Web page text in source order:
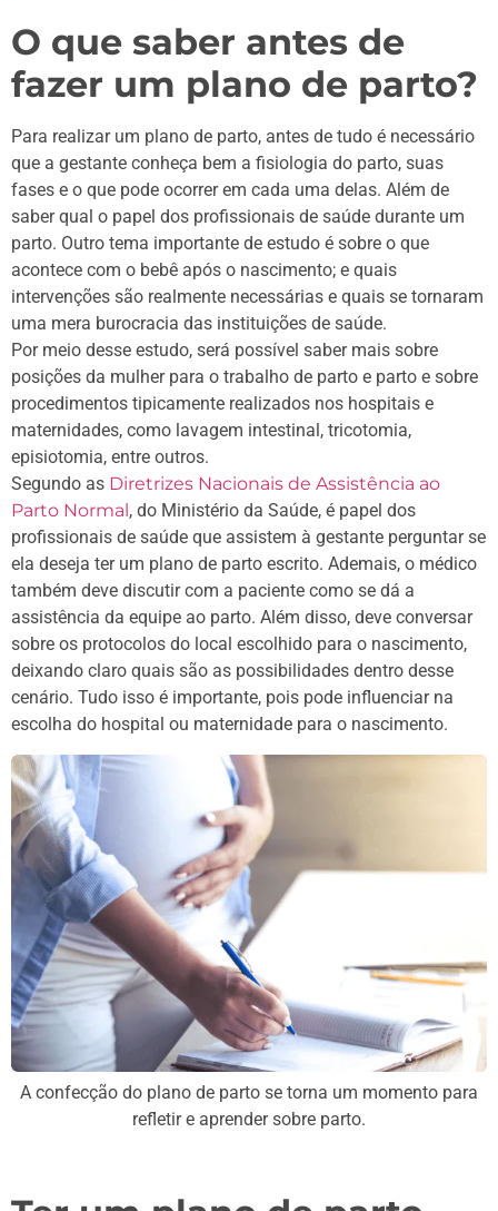
O que saber antes de
fazer um plano de parto?
Para realizar um plano de parto, antes de tudo é necessário
que a gestante conheça bem a fisiologia do parto, suas
fases e o que pode ocorrer em cada uma delas. Além de
saber qual o papel dos profissionais de saúde durante um
parto. Outro tema importante de estudo é sobre o que
acontece com o bebê após o nascimento; e quais
intervenções são realmente necessárias e quais se tornaram
uma mera burocracia das instituições de saúde.
Por meio desse estudo, será possível saber mais sobre
posições da mulher para o trabalho de parto e parto e sobre
procedimentos tipicamente realizados nos hospitais e
maternidades, como lavagem intestinal, tricotomia,
episiotomia, entre outros.
Segundo as Diretrizes Nacionais de Assistência ao
Parto Normal , do Ministério da Saúde, é papel dos
profissionais de saúde que assistem à gestante perguntar se
ela deseja ter um plano de parto escrito. Ademais, o médico
também deve discutir com a paciente como se dá a
assistência da equipe ao parto. Além disso, deve conversar
sobre os protocolos do local escolhido para o nascimento,
deixando claro quais são as possibilidades dentro desse
cenário. Tudo isso é importante, pois pode influenciar na
escolha do hospital ou maternidade para o nascimento.
A confecção do plano de parto se torna um momento para
refletir e aprender sobre parto.